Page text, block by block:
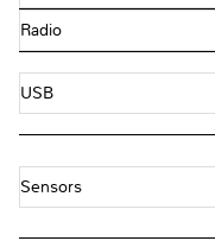
Radio
USB
Sensors